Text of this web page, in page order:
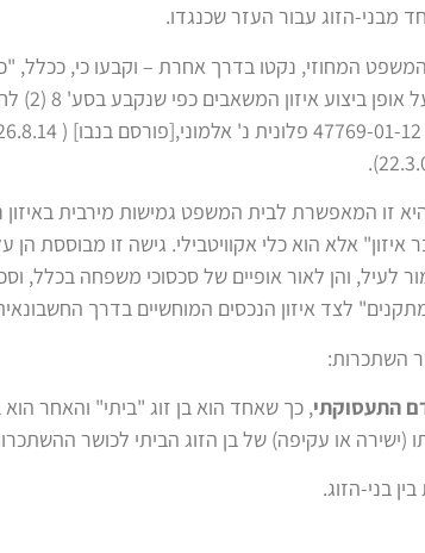
מבני-הזוג עבור העזר שכנגדו.
המחוזי, נקטו בדרך אחרת – וקבעו כי, ככלל,
זו המאפשרת לבית המשפט גמישות מירבית
אלא הוא כלי אקוויטבילי. גישה זו מבוססת הן
ממון כאמור לעיל, והן לאור אופיים של סכסוכי משפחה
לצד איזון הנכסים המוחשיים בדרך
השתכרות:
התעסוקתי, כך שאחד הוא בן זוג "ביתי" והאחר הוא
או עקיפה) של בן הזוג הביתי לכושר
בני-הזוג.